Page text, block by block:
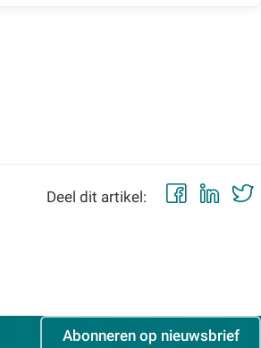
Deel dit artikel:
Abonneren op nieuwsbrief